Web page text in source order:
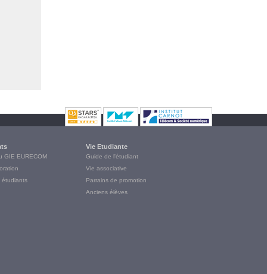
GIE EURECOM
étudiants
Vie Etudiante
Guide de l'étudiant
Vie associative
Parrains de promotion
Anciens élèves